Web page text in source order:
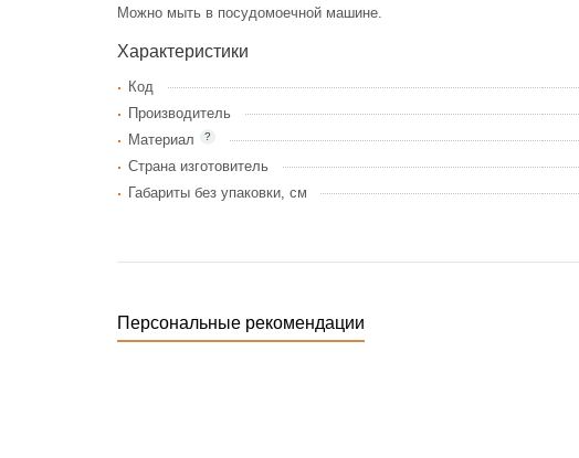
Можно мыть в посудомоечной машине.
Характеристики
Код
Производитель
?
Материал
Страна изготовитель
Габариты без упаковки, см
Персональные рекомендации